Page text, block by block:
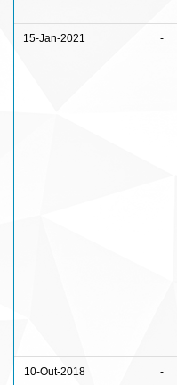
15-Jan-2021 -
10-Out-2018 -